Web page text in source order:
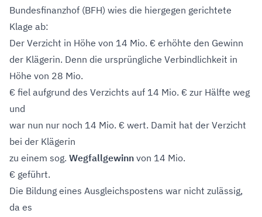
Bundesfinanzhof (BFH) wies die hiergegen gerichtete
Klage ab:
Der Verzicht in Höhe von 14 Mio. € erhöhte den Gewinn
der Klägerin. Denn die ursprüngliche Verbindlichkeit in
Höhe von 28 Mio.
€ fiel aufgrund des Verzichts auf 14 Mio. € zur Hälfte weg
und
war nun nur noch 14 Mio. € wert. Damit hat der Verzicht
bei der Klägerin
zu einem sog. Wegfallgewinn von 14 Mio.
€ geführt.
Die Bildung eines Ausgleichspostens war nicht zulässig,
da es